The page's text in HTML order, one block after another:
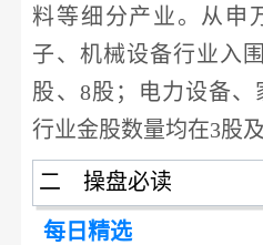
料等细分产业。从申
子、 机械设备行业入
股、8股；
电力设备、
行业金股数量均在3股
二 操盘必读
每日精选